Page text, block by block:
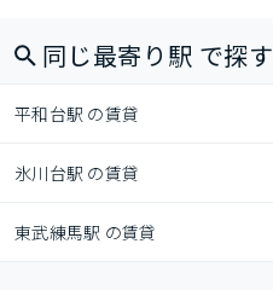
同じ最寄り駅 で探す
平和台駅 の賃貸
氷川台駅 の賃貸
東武練馬駅 の賃貸